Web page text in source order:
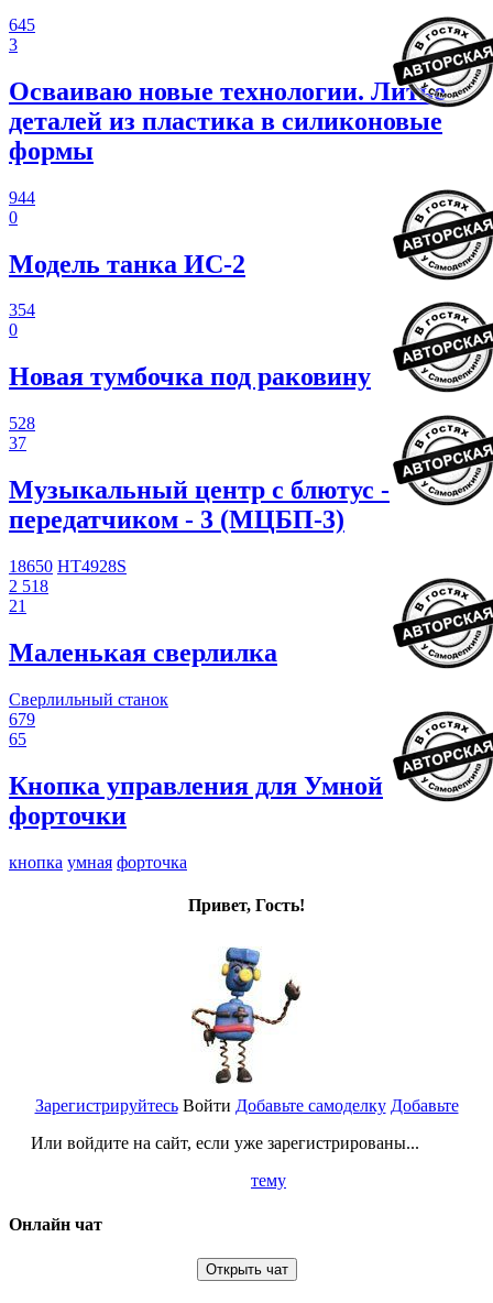
645
3
Осваиваю новые технологии. Литье
деталей из пластика в силиконовые
формы
944
0
Модель танка ИС-2
354
0
Новая тумбочка под раковину
528
37
Музыкальный центр с блютус -
передатчиком - 3 (МЦБП-3)
18650 HT4928S
2 518
21
Маленькая сверлилка
Сверлильный станок
679
65
Кнопка управления для Умной
форточки
кнопка умная форточка
Привет, Гость!
Зарегистрируйтесь
Или войдите на сайт, если уже зарегистрированы...
Войти Добавьте самоделку Добавьте
тему
Онлайн чат
Открыть чат